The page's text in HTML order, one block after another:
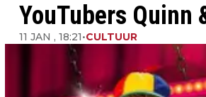
YouTubers Quinn
11 JAN , 18:21•CULTUUR